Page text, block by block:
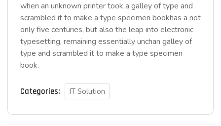
when an unknown printer took a galley of type and
scrambled it to make a type specimen bookhas a not
only five centuries, but also the leap into electronic
typesetting, remaining essentially unchan galley of
type and scrambled it to make a type specimen
book.
Categories: IT Solution